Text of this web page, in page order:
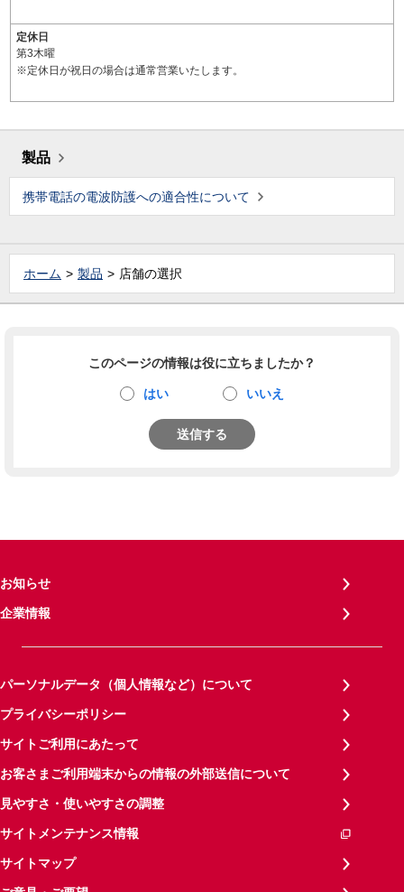
定休日
第3木曜
※定休日が祝日の場合は通常営業いたします。
製品
携帯電話の電波防護への適合性について
ホーム 製品 店舗の選択
このページの情報は役に立ちましたか？
はい いいえ
送信する
お知らせ
企業情報
パーソナルデータ（個人情報など）について
プライバシーポリシー
サイトご利用にあたって
お客さまご利用端末からの情報の外部送信について
見やすさ・使いやすさの調整
サイトメンテナンス情報
サイトマップ